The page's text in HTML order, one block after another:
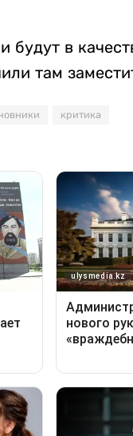
будут в
там
критика